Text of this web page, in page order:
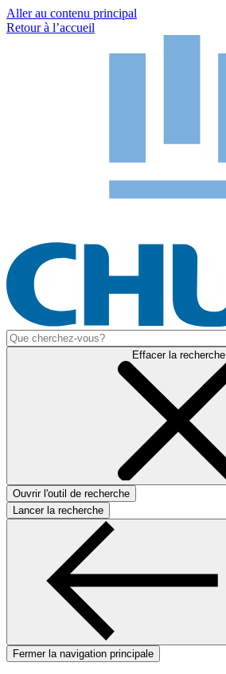
Aller au contenu principal
Retour à l’accueil
Effacer la recherche
Ouvrir l'outil de recherche
Lancer la recherche
Fermer la navigation principale